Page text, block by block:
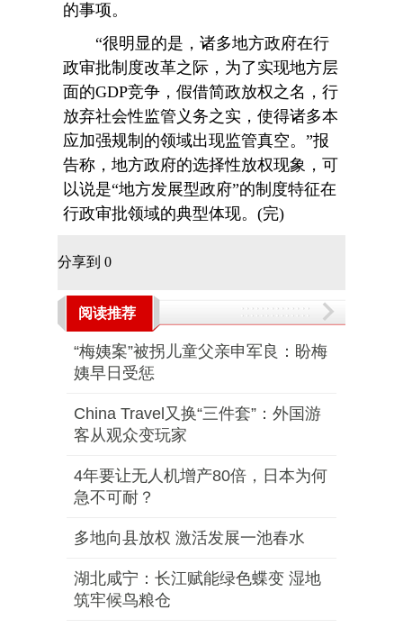
的事项。
“很明显的是，诸多地方政府在行
政审批制度改革之际，为了实现地方层
面的GDP竞争，假借简政放权之名，行
放弃社会性监管义务之实，使得诸多本
应加强规制的领域出现监管真空。”报
告称，地方政府的选择性放权现象，可
以说是“地方发展型政府”的制度特征在
行政审批领域的典型体现。(完)
分享到 0
阅读推荐
“梅姨案”被拐儿童父亲申军良：盼梅
姨早日受惩
China Travel又换“三件套”：外国游
客从观众变玩家
4年要让无人机增产80倍，日本为何
急不可耐？
多地向县放权 激活发展一池春水
湖北咸宁：长江赋能绿色蝶变 湿地
筑牢候鸟粮仓